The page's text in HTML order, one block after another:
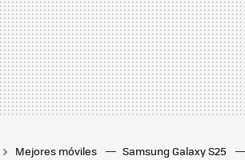
Mejores móviles Samsung Galaxy S25